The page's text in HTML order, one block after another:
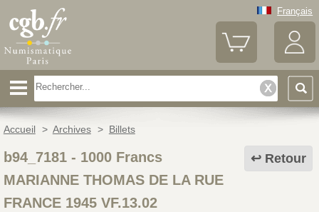
Français
Accueil > Archives > Billets
Retour
b94_7181- 1000 Francs
MARIANNE THOMAS DE LA RUE
FRANCE 1945 VF.13.02